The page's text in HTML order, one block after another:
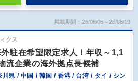
掲載期間：26/08/06～26/08/19
クス
外駐在希望限定求人！年収～1,1
流企業の海外拠点長候補
川県 / 中国 / 韓国 / 香港 / 台湾 / タイ / シン